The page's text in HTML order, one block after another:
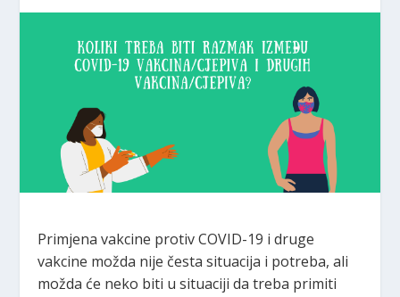
Primjena vakcine protiv COVID-19 i druge
vakcine možda nije česta situacija i potreba, ali
možda će neko biti u situaciji da treba primiti